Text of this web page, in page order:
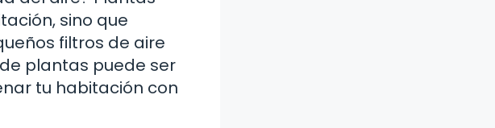
sino que
filtros de aire
plantas puede ser
tu habitación con